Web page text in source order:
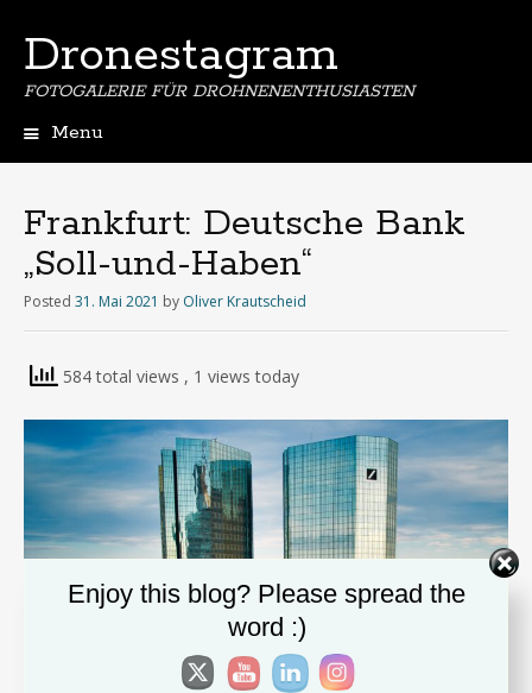
Dronestagram
FOTOGALERIE FÜR DROHNENENTHUSIASTEN
Menu
Frankfurt: Deutsche Bank
„Soll-und-Haben“
Posted 31. Mai 2021 by Oliver Krautscheid
584 total views , 1 views today
Enjoy this blog? Please spread the
word :)